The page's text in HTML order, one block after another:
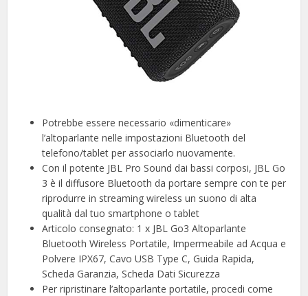
Potrebbe essere necessario «dimenticare»
l’altoparlante nelle impostazioni Bluetooth del
telefono/tablet per associarlo nuovamente.
Con il potente JBL Pro Sound dai bassi corposi, JBL Go
3 è il diffusore Bluetooth da portare sempre con te per
riprodurre in streaming wireless un suono di alta
qualità dal tuo smartphone o tablet
Articolo consegnato: 1 x JBL Go3 Altoparlante
Bluetooth Wireless Portatile, Impermeabile ad Acqua e
Polvere IPX67, Cavo USB Type C, Guida Rapida,
Scheda Garanzia, Scheda Dati Sicurezza
Per ripristinare l’altoparlante portatile, procedi come